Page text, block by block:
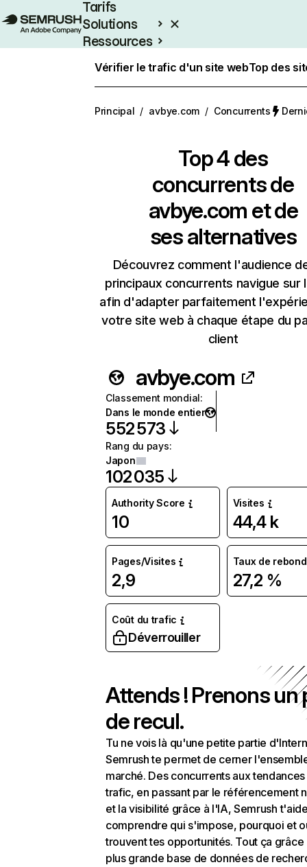
Tarifs
Solutions
Ressources
Vérifier le trafic d'un site webTop des
Principal / avbye.com / Concurrents
Top 4 des
concurrents de
avbye.com et de
ses alternatives
Découvrez comment l'audience
principaux concurrents navigue sur
afin d'adapter parfaitement
votre site web à chaque étape du
client
avbye.com
Classement mondial:
Dans le monde entier
552 573
Rang du pays:
Japon
102 035
Authority Score
10
Visites
44,4 k
Pages/Visites
2,9
Taux de rebond
27,2 %
Coût du trafic
Déverrouiller
Attends ! Prenons un
de recul.
Tu ne vois là qu'une petite partie
Semrush te permet de cerner
marché. Des concurrents aux
trafic, en passant par le référencement
et la visibilité grâce à l'IA, Semrush
comprendre qui s'impose, pourquoi et
trouvent tes opportunités. Tout ça grâce
plus grande base de données de